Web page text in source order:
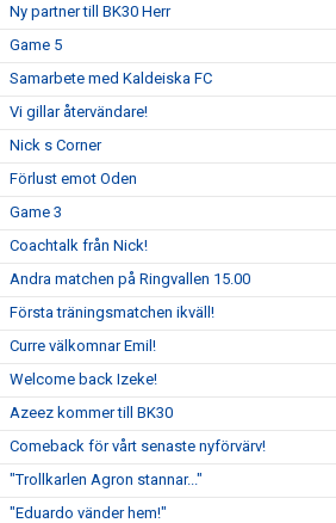
Ny partner till BK30 Herr
Game 5
Samarbete med Kaldeiska FC
Vi gillar återvändare!
Nick s Corner
Förlust emot Oden
Game 3
Coachtalk från Nick!
Andra matchen på Ringvallen 15.00
Första träningsmatchen ikväll!
Curre välkomnar Emil!
Welcome back Izeke!
Azeez kommer till BK30
Comeback för vårt senaste nyförvärv!
"Trollkarlen Agron stannar..."
"Eduardo vänder hem!"